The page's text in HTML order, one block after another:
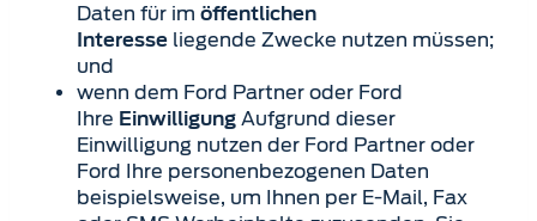
Daten für im öffentlichen
Interesse liegende Zwecke nutzen müssen;
und
wenn dem Ford Partner oder Ford
Ihre Einwilligung Aufgrund dieser
Einwilligung nutzen der Ford Partner oder
Ford Ihre personenbezogenen Daten
beispielsweise, um Ihnen per E-Mail, Fax